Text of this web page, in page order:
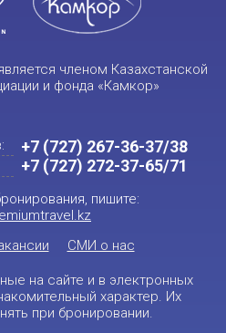
членом Казахстанской
и фонда «Камкор»
+7 (727) 267-36-37/38
+7 (727) 272-37-65/71
пишите:
СМИ о нас
на сайте и в электронных
характер. Их
при бронировании.